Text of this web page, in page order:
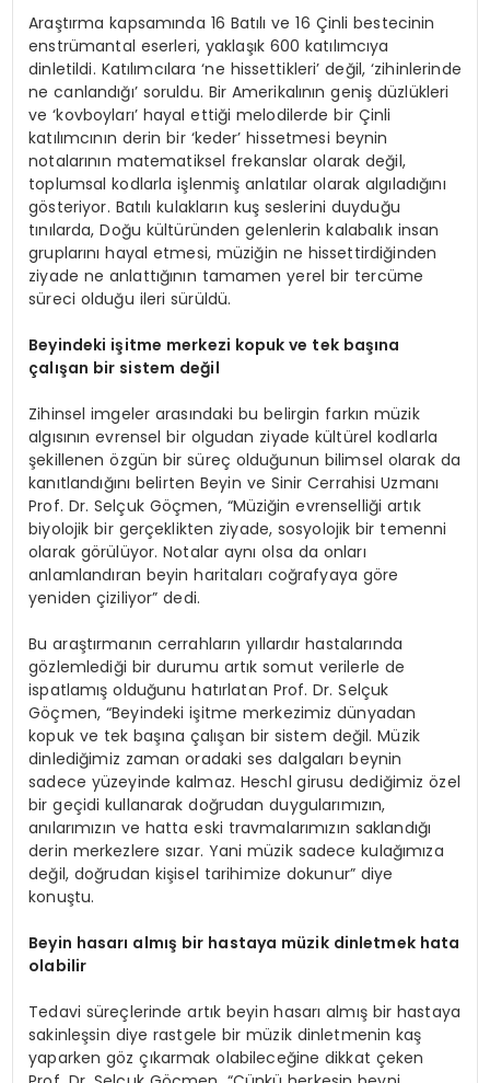
Araştırma kapsamında 16 Batılı ve 16 Çinli bestecinin
enstrümantal eserleri, yaklaşık 600 katılımcıya
dinletildi. Katılımcılara ‘ne hissettikleri’ değil, ‘zihinlerinde
ne canlandığı’ soruldu. Bir Amerikalının geniş düzlükleri
ve ‘kovboyları’ hayal ettiği melodilerde bir Çinli
katılımcının derin bir ‘keder’ hissetmesi beynin
notalarının matematiksel frekanslar olarak değil,
toplumsal kodlarla işlenmiş anlatılar olarak algıladığını
gösteriyor. Batılı kulakların kuş seslerini duyduğu
tınılarda, Doğu kültüründen gelenlerin kalabalık insan
gruplarını hayal etmesi, müziğin ne hissettirdiğinden
ziyade ne anlattığının tamamen yerel bir tercüme
süreci olduğu ileri sürüldü.
Beyindeki işitme merkezi kopuk ve tek başına
çalışan bir sistem değil
Zihinsel imgeler arasındaki bu belirgin farkın müzik
algısının evrensel bir olgudan ziyade kültürel kodlarla
şekillenen özgün bir süreç olduğunun bilimsel olarak da
kanıtlandığını belirten Beyin ve Sinir Cerrahisi Uzmanı
Prof. Dr. Selçuk Göçmen, “Müziğin evrenselliği artık
biyolojik bir gerçeklikten ziyade, sosyolojik bir temenni
olarak görülüyor. Notalar aynı olsa da onları
anlamlandıran beyin haritaları coğrafyaya göre
yeniden çiziliyor” dedi.
Bu araştırmanın cerrahların yıllardır hastalarında
gözlemlediği bir durumu artık somut verilerle de
ispatlamış olduğunu hatırlatan Prof. Dr. Selçuk
Göçmen, “Beyindeki işitme merkezimiz dünyadan
kopuk ve tek başına çalışan bir sistem değil. Müzik
dinlediğimiz zaman oradaki ses dalgaları beynin
sadece yüzeyinde kalmaz. Heschl girusu dediğimiz özel
bir geçidi kullanarak doğrudan duygularımızın,
anılarımızın ve hatta eski travmalarımızın saklandığı
derin merkezlere sızar. Yani müzik sadece kulağımıza
değil, doğrudan kişisel tarihimize dokunur” diye
konuştu.
Beyin hasarı almış bir hastaya müzik dinletmek hata
olabilir
Tedavi süreçlerinde artık beyin hasarı almış bir hastaya
sakinleşsin diye rastgele bir müzik dinletmenin kaş
yaparken göz çıkarmak olabileceğine dikkat çeken